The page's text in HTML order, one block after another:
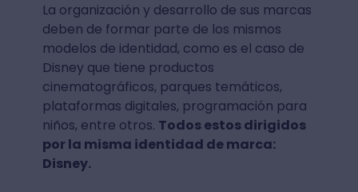
La organización y desarrollo de sus marcas
deben de formar parte de los mismos
modelos de identidad, como es el caso de
Disney que tiene productos
cinematográficos, parques temáticos,
plataformas digitales, programación para
niños, entre otros. Todos estos dirigidos
por la misma identidad de marca:
Disney.